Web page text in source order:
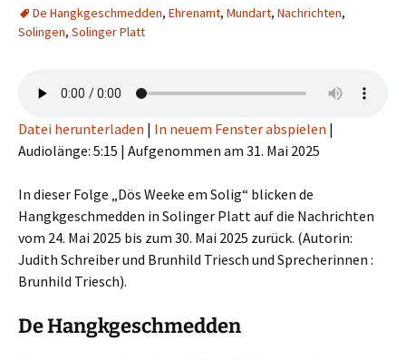
De Hangkgeschmedden, Ehrenamt, Mundart, Nachrichten,
Solingen, Solinger Platt
Datei herunterladen | In neuem Fenster abspielen |
Audiolänge: 5:15 | Aufgenommen am 31. Mai 2025
In dieser Folge „Dös Weeke em Solig“ blicken de
Hangkgeschmedden in Solinger Platt auf die Nachrichten
vom 24. Mai 2025 bis zum 30. Mai 2025 zurück. (Autorin:
Judith Schreiber und Brunhild Triesch und Sprecherinnen :
Brunhild Triesch).
De Hangkgeschmedden